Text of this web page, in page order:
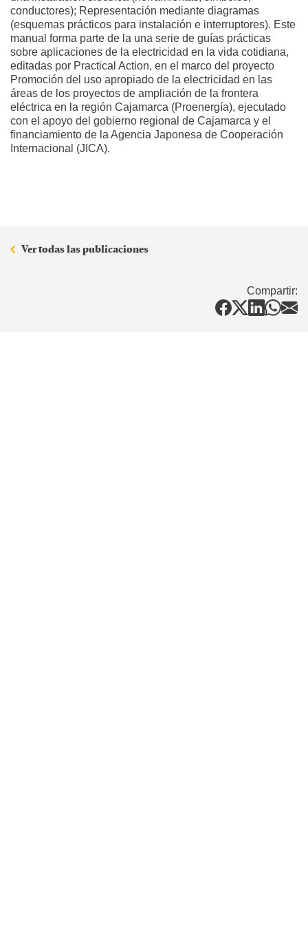
conductores); Representación mediante diagramas
(esquemas prácticos para instalación e interruptores). Este
manual forma parte de la una serie de guías prácticas
sobre aplicaciones de la electricidad en la vida cotidiana,
editadas por Practical Action, en el marco del proyecto
Promoción del uso apropiado de la electricidad en las
áreas de los proyectos de ampliación de la frontera
eléctrica en la región Cajamarca (Proenergía), ejecutado
con el apoyo del gobierno regional de Cajamarca y el
financiamiento de la Agencia Japonesa de Cooperación
Internacional (JICA).
Ver todas las publicaciones
Compartir: